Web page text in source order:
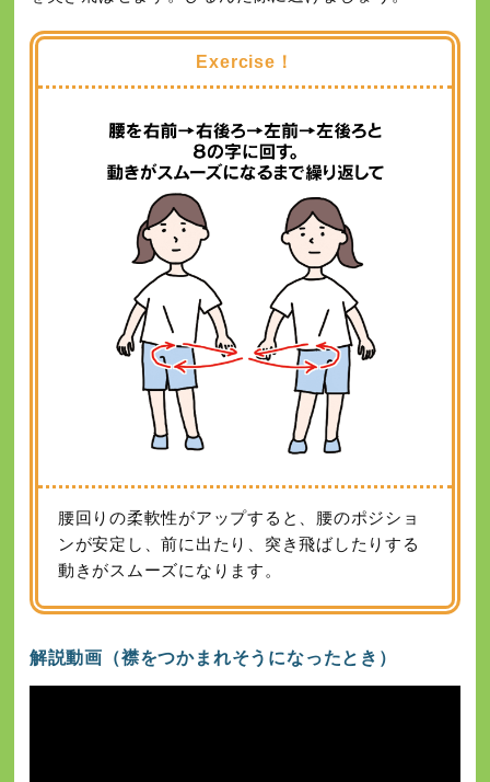
Exercise！
腰回りの柔軟性がアップすると、腰のポジショ
ンが安定し、前に出たり、突き飛ばしたりする
動きがスムーズになります。
解説動画（襟をつかまれそうになったとき）